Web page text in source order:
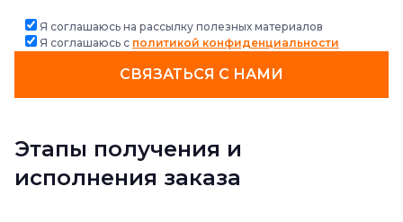
Я соглашаюсь на рассылку полезных материалов
Я соглашаюсь с политикой конфиденциальности
СВЯЗАТЬСЯ С НАМИ
Этапы получения и
исполнения заказа